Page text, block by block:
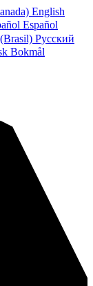
English
Español
Русский
Bokmål